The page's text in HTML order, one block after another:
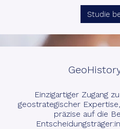
Studie
Einzigartiger Zugang
geostrategischer
präzise auf die